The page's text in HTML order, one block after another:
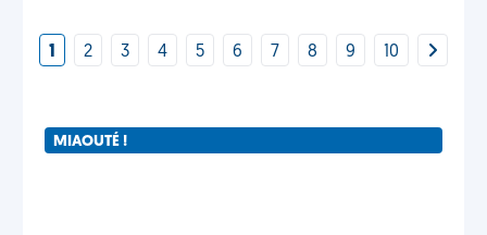
1 2 3 4 5 6 7 8 9 10
MIAOUTÉ !